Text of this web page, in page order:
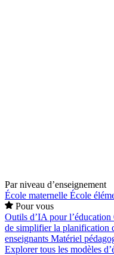
Par niveau d’enseignement
École maternelle École
Pour vous
Outils d’IA pour l’éducation
de simplifier la planification
enseignants Matériel
Explorer tous les modèles